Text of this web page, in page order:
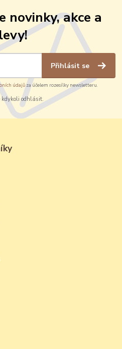
novinky, akce a
Přihlásit se
údajůza účelem rozesílky newsletteru.
kdykoli odhlásit.